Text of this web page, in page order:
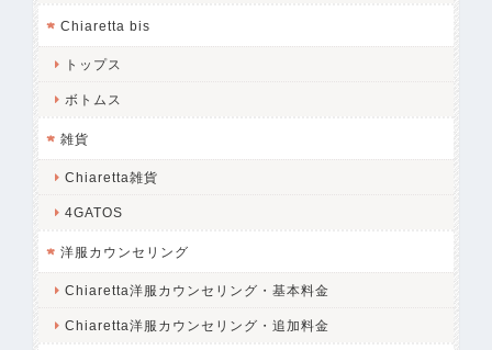
Chiaretta bis
トップス
ボトムス
雑貨
Chiaretta雑貨
4GATOS
洋服カウンセリング
Chiaretta洋服カウンセリング・基本料金
Chiaretta洋服カウンセリング・追加料金